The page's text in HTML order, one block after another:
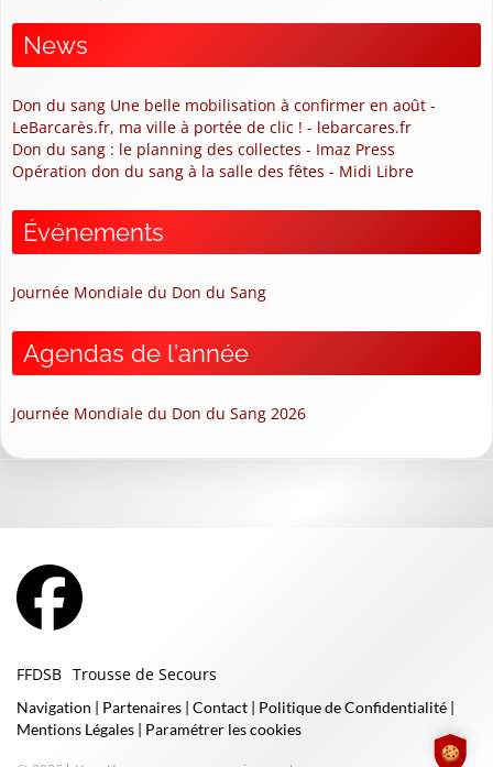
News
Don du sang Une belle mobilisation à confirmer en août -
LeBarcarès.fr, ma ville à portée de clic ! - lebarcares.fr
Don du sang : le planning des collectes - Imaz Press
Opération don du sang à la salle des fêtes - Midi Libre
Événements
Journée Mondiale du Don du Sang
Agendas de l'année
Journée Mondiale du Don du Sang 2026
FFDSB Trousse de Secours
Navigation | Partenaires | Contact | Politique de Confidentialité |
Mentions Légales | Paramétrer les cookies